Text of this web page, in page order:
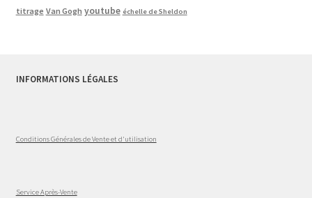
titrage Van Gogh youtube échelle de Sheldon
INFORMATIONS LÉGALES
Conditions Générales de Vente et d'utilisation
Service Après-Vente